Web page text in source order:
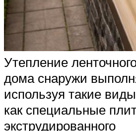
Утепление
дома снаружи
используя такие
как специальные
экструдированного